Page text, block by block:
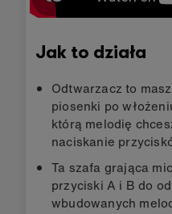
Jak to działa
Odtwarzacz to
piosenki po
którą melodię
naciskanie
Ta szafa grająca
przyciski A i B do
wbudowanych